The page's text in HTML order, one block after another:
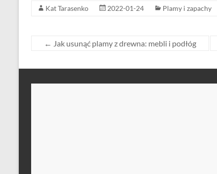
Kat Tarasenko 2022-01-24 Plamy i zapachy
← Jak usunąć plamy z drewna: mebli i podłóg